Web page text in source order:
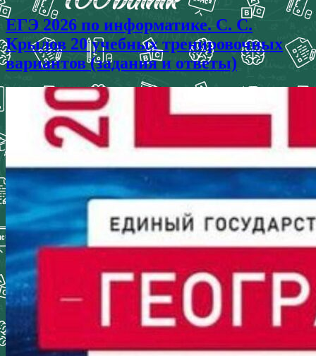
ЕГЭ 2026 по информатике. С. С.
Крылов 20 учебных тренировочных
вариантов (задания и ответы)